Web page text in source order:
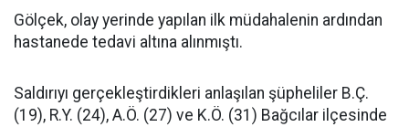
Gölçek, olay yerinde yapılan ilk müdahalenin ardından
hastanede tedavi altına alınmıştı.
Saldırıyı gerçekleştirdikleri anlaşılan şüpheliler B.Ç.
(19), R.Y. (24), A.Ö. (27) ve K.Ö. (31) Bağcılar ilçesinde